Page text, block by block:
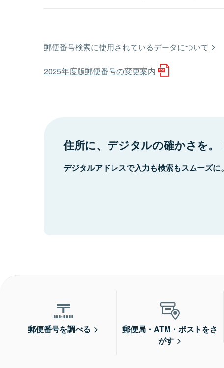
郵便番号検索に使用されているデータについて
2025年度版郵便番号の変更案内
住所に、デジタルの確かさを。
デジタルアドレスで入力も検索もスムーズに。
郵便番号を調べる
郵便局・ATM・ポストをさ
がす